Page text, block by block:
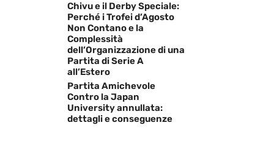
Chivu e il Derby Speciale:
Perché i Trofei d’Agosto
Non Contano e la
Complessità
dell’Organizzazione di una
Partita di Serie A
all’Estero
Partita Amichevole
Contro la Japan
University annullata:
dettagli e conseguenze